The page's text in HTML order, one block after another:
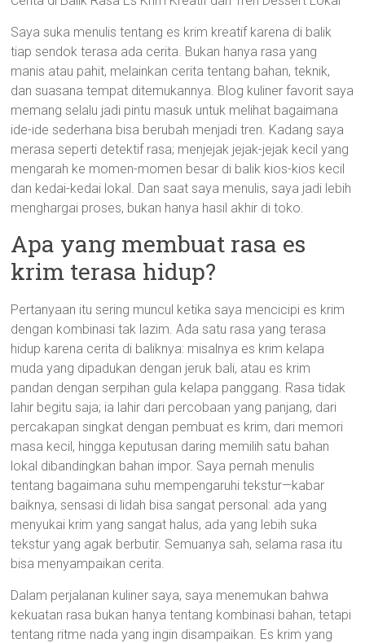
Saya suka menulis tentang es krim kreatif karena di balik
tiap sendok terasa ada cerita. Bukan hanya rasa yang
manis atau pahit, melainkan cerita tentang bahan, teknik,
dan suasana tempat ditemukannya. Blog kuliner favorit saya
memang selalu jadi pintu masuk untuk melihat bagaimana
ide-ide sederhana bisa berubah menjadi tren. Kadang saya
merasa seperti detektif rasa; menjejak jejak-jejak kecil yang
mengarah ke momen-momen besar di balik kios-kios kecil
dan kedai-kedai lokal. Dan saat saya menulis, saya jadi lebih
menghargai proses, bukan hanya hasil akhir di toko.
Apa yang membuat rasa es
krim terasa hidup?
Pertanyaan itu sering muncul ketika saya mencicipi es krim
dengan kombinasi tak lazim. Ada satu rasa yang terasa
hidup karena cerita di baliknya: misalnya es krim kelapa
muda yang dipadukan dengan jeruk bali, atau es krim
pandan dengan serpihan gula kelapa panggang. Rasa tidak
lahir begitu saja; ia lahir dari percobaan yang panjang, dari
percakapan singkat dengan pembuat es krim, dari memori
masa kecil, hingga keputusan daring memilih satu bahan
lokal dibandingkan bahan impor. Saya pernah menulis
tentang bagaimana suhu mempengaruhi tekstur—kabar
baiknya, sensasi di lidah bisa sangat personal: ada yang
menyukai krim yang sangat halus, ada yang lebih suka
tekstur yang agak berbutir. Semuanya sah, selama rasa itu
bisa menyampaikan cerita.
Dalam perjalanan kuliner saya, saya menemukan bahwa
kekuatan rasa bukan hanya tentang kombinasi bahan, tetapi
tentang ritme nada yang ingin disampaikan. Es krim yang